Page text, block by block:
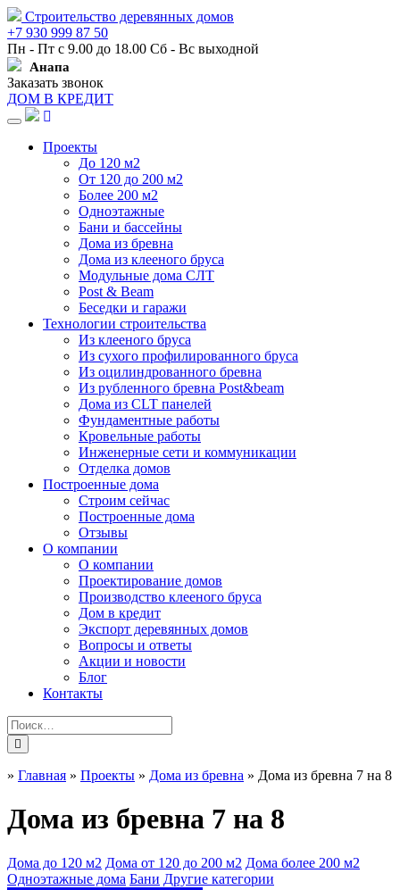
Строительство деревянных домов
+7 930 999 87 50
Пн - Пт с 9.00 до 18.00 Сб - Вс выходной
Анапа
Заказать звонок
ДОМ В КРЕДИТ
Навигация
Проекты
До 120 м2
От 120 до 200 м2
Более 200 м2
Одноэтажные
Бани и бассейны
Дома из бревна
Дома из клееного бруса
Модульные дома СЛТ
Post & Beam
Беседки и гаражи
Технологии строительства
Из клееного бруса
Из сухого профилированного бруса
Из оцилиндрованного бревна
Из рубленного бревна Post&beam
Дома из CLT панелей
Фундаментные работы
Кровельные работы
Инженерные сети и коммуникации
Отделка домов
Построенные дома
Строим сейчас
Построенные дома
Отзывы
О компании
О компании
Проектирование домов
Производство клееного бруса
Дом в кредит
Экспорт деревянных домов
Вопросы и ответы
Акции и новости
Блог
Контакты
» Главная » Проекты » Дома из бревна » Дома из бревна 7 на 8
Дома из бревна 7 на 8
Дома до 120 м2 Дома от 120 до 200 м2 Дома более 200 м2
Одноэтажные дома Бани Другие категории